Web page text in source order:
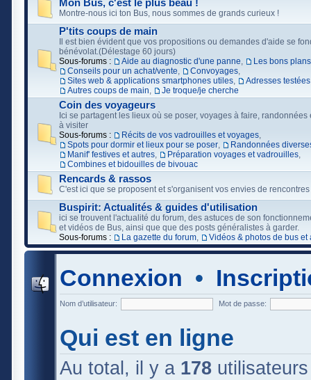
Mon Bus, c'est le plus beau !
Montre-nous ici ton Bus, nous sommes de grands curieux !
P'tits coups de main
Il est bien évident que vos propositions ou demandes d'aide se
bénévolat.(Délestage 60 jours)
Sous-forums :
Aide au diagnostic d'une panne,
Les bons
Conseils pour un achat/vente, Convoyages,
Sites web & applications smartphones utiles, Adresses testées
Autres coups de main, Je troque/je cherche
Coin des voyageurs
Ici se partagent les lieux où se poser, voyages à faire, randonnées
à visiter
Sous-forums :
Récits de vos vadrouilles et voyages,
Spots pour dormir et lieux pour se poser,
Randonnées
Manif' festives et autres, Préparation voyages et vadrouilles,
Combines et bidouilles de bivouac
Rencards & rassos
C'est ici que se proposent et s'organisent vos envies de rencontres
Buspirit: Actualités & guides d'utilisation
ici se trouvent l'actualité du forum, des astuces de son
et vidéos de Bus, ainsi que que des posts généralistes à garder.
Sous-forums :
La gazette du forum, Vidéos & photos de bus et
Connexion •
Nom d’utilisateur: Mot de passe:
Qui est en ligne
Au total, il y a 178